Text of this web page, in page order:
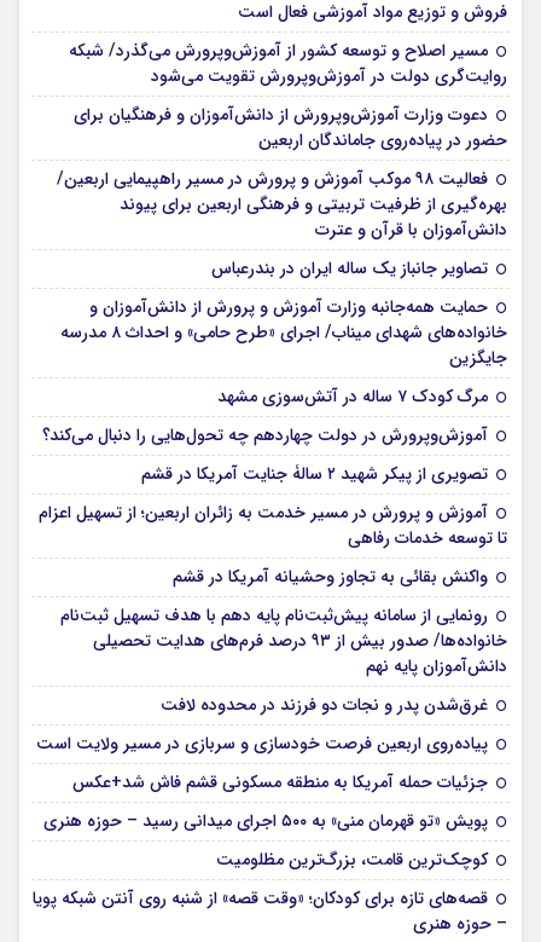
فروش و توزیع مواد آموزشی فعال است
مسیر اصلاح و توسعه کشور از آموزش‌وپرورش می‌گذرد/ شبکه
روایت‌‌گری دولت در آموزش‌وپرورش تقویت می‌شود
دعوت وزارت آموزش‌وپرورش از دانش‌آموزان و فرهنگیان برای
حضور در پیاده‌روی جاماندگان اربعین
فعالیت ۹۸ موکب آموزش و پرورش در مسیر راهپیمایی اربعین/
بهره‌گیری از ظرفیت تربیتی و فرهنگی اربعین برای پیوند
دانش‌آموزان با قرآن و عترت
تصاویر جانباز یک ساله ایران در بندرعباس
حمایت همه‌جانبه وزارت آموزش و پرورش از دانش‌آموزان و
خانواده‌های شهدای میناب/ اجرای «طرح حامی» و احداث ۸ مدرسه
جایگزین
مرگ کودک ۷ ساله در آتش‌سوزی مشهد
آموزش‌وپرورش در دولت چهاردهم چه تحول‌هایی را دنبال می‌کند؟
تصویری از پیکر شهید ۲ سالۀ جنایت آمریکا در قشم
آموزش و پرورش در مسیر خدمت به زائران اربعین؛ از تسهیل اعزام
تا توسعه خدمات رفاهی
واکنش بقائی به تجاوز وحشیانه آمریکا در قشم
رونمایی از سامانه پیش‌ثبت‌نام پایه دهم با هدف تسهیل ثبت‌نام
خانواده‌ها/ صدور بیش از ۹۳ درصد فرم‌های هدایت تحصیلی
دانش‌آموزان پایه نهم
غرق‌شدن پدر و نجات دو فرزند در محدوده لافت
پیاده‌روی اربعین فرصت خودسازی و سربازی در مسیر ولایت است
جزئیات حمله آمریکا به منطقه مسکونی قشم فاش شد+عکس
پویش «تو قهرمان منی» به ۵۰۰ اجرای میدانی رسید – حوزه هنری
کوچک‌ترین قامت، بزرگ‌ترین مظلومیت
قصه‌های تازه برای کودکان؛ «وقت قصه» از شنبه روی آنتن شبکه پویا
– حوزه هنری